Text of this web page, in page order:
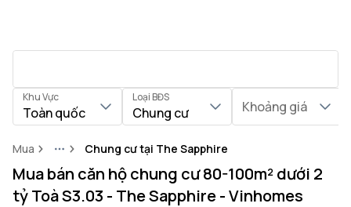
Khu Vực
Toàn quốc
Loại BĐS
Chung cư Khoảng giá
Mua MoreChung cư tại The Sapphire
Mua bán căn hộ chung cư 80-100m² dưới 2
tỷ Toà S3.03 - The Sapphire - Vinhomes